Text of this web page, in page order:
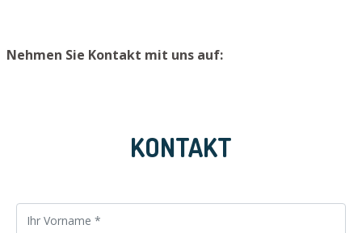
Nehmen Sie Kontakt mit uns auf:
KONTAKT